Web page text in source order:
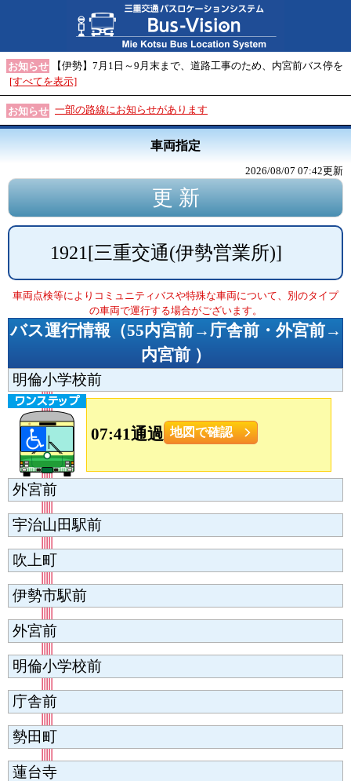
お知らせ
【伊勢】7月1日～9月末まで、道路工事のため、内宮前バス停を
[すべてを表示]
お知らせ 一部の路線にお知らせがあります
車両指定
2026/08/07 07:42更新
1921[三重交通(伊勢営業所)]
車両点検等によりコミュニティバスや特殊な車両について、別のタイプ
の車両で運行する場合がございます。
バス運行情報（55内宮前→庁舎前・外宮前→
内宮前 ）
明倫小学校前
07:41通過 地図で確認
外宮前
宇治山田駅前
吹上町
伊勢市駅前
外宮前
明倫小学校前
庁舎前
勢田町
蓮台寺